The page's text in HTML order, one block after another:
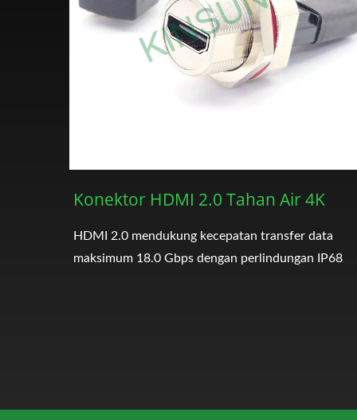
Konektor HDMI 2.0 Tahan Air 4K
HDMI 2.0 mendukung kecepatan transfer data
maksimum 18.0 Gbps dengan perlindungan IP68